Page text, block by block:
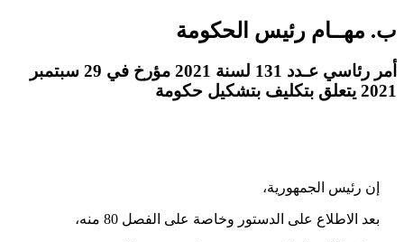
ب. مهــام رئيس الحكومة
أمر رئاسي عـدد 131 لسنة 2021 مؤرخ في 29 سبتمبر
2021 يتعلق بتكليف بتشكيل حكومة
إن رئيس الجمهورية،
بعد الاطلاع على الدستور وخاصة على الفصل 80 منه،